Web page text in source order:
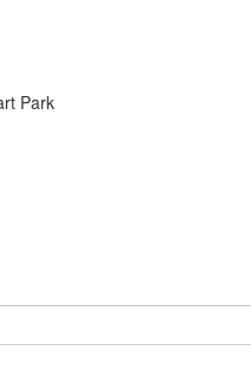
Park